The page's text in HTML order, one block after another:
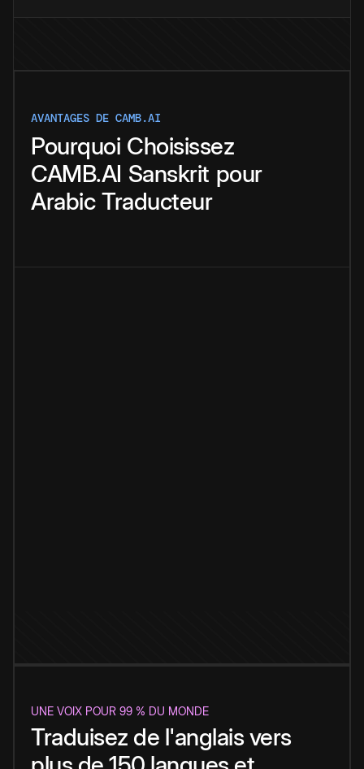
AVANTAGES DE CAMB.AI
Pourquoi Choisissez
CAMB.AI Sanskrit pour
Arabic Traducteur
UNE VOIX POUR 99 % DU MONDE
Traduisez de l'anglais vers